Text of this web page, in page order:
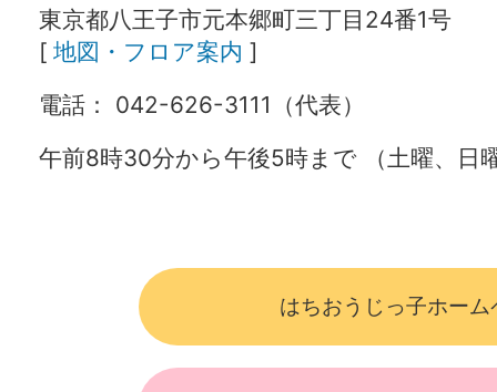
東京都八王子市元本郷町三丁目24番1号
[ 地図・フロア案内 ]
電話： 042-626-3111（代表）
午前8時30分から午後5時まで （土曜、日
はちおうじっ子ホーム